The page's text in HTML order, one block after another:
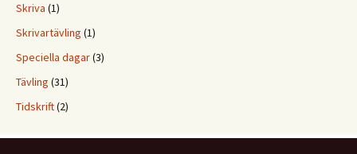
Skriva (1)
Skrivartävling (1)
Speciella dagar(3)
Tävling (31)
Tidskrift(2)